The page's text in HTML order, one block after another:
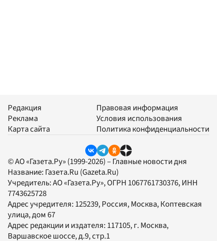
Редакция
Реклама
Карта сайта
Правовая информация
Условия использования
Политика конфиденциальности
© АО «Газета.Ру» (1999-2026) – Главные новости дня
Название: Газета.Ru (Gazeta.Ru)
Учредитель:АО «Газета.Ру», ОГРН 1067761730376, ИНН
7743625728
Адрес учредителя: 125239, Россия, Москва, Коптевская
улица, дом 67
Адрес редакции и издателя: 117105, г. Москва,
Варшавское шоссе, д.9, стр.1